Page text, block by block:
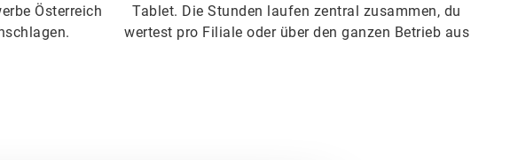
Österreich
Tablet. Die Stunden laufen zentral zusammen, du
wertest pro Filiale oder über den ganzen Betrieb aus